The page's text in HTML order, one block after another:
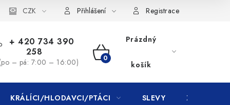
CZK Přihlášení Registrace
+ 420 734 390
258
– pá: 7:00 – 16:00)
NÁKUPNÍ
KOŠÍK
Prázdný
košík
KRÁLÍCI/HLODAVCI/PTÁCI SLEVY ZNAČKY